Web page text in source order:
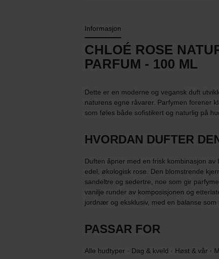
Informasjon
CHLOÉ ROSE
PARFUM - 100 ML
Dette er en moderne og vegansk duft
naturens egne råvarer. Parfymen forener
som føles både sofistikert og naturlig på
HVORDAN DUFTER
Duften åpner med en frisk kombinasjon
edel, økologisk rose. Den blomstrende
sandeltre og sedertre, noe som gir
vanilje runder av komposisjonen og
jordnær og eksklusiv, med en balanse som
PASSAR FOR
Alle hudtyper · Dag & kveld · Høst & vår ·